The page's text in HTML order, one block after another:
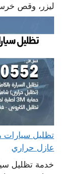
ليزر، وقص
عازل حراري
خدمة تظليل